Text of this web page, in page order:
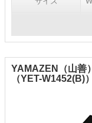
YAMAZEN（山善
（YET-W1452(B)）